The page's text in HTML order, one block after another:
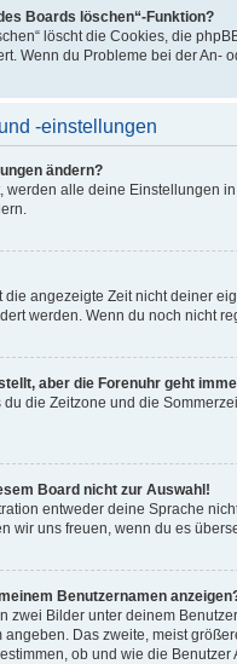
Boards löschen“-Funktion?
löscht die Cookies, die
Wenn du Probleme bei der An-
-einstellungen
ändern?
werden alle deine Einstellungen
angezeigte Zeit nicht deiner
werden. Wenn du noch nicht
aber die Forenuhr geht
die Zeitzone und die
Board nicht zur Auswahl!
entweder deine Sprache
wir uns freuen, wenn du es
Benutzernamen
zwei Bilder unter deinem
Das zweite, meist
ob und wie die